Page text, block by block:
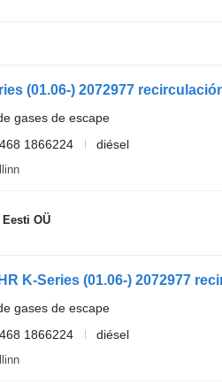
gases de escape
1866224
diésel
OÜ
gases de escape
1866224
diésel